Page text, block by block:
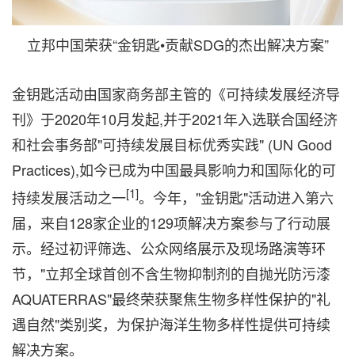
立邦中国荣获“金钥匙•贡献SDG的杰出解决方案”
金钥匙活动由国家商务部主管的《可持续发展经济导
刊》于2020年10月发起,并于2021年入选联合国经济
和社会事务部"可持续发展目标优秀实践" (UN Good
Practices),如今已成为中国最具影响力和国际化的可
持续发展活动之一[1]。今年，"金钥匙"活动进入第六
届，来自128家企业的129项解决方案参与了行动展
示。经过初评筛选、公众网络展示及现场路演等环
节，"立邦全球首创不含生物抑制剂的自抛光防污漆
AQUATERRAS"最终荣获聚焦生物多样性保护的"礼
遇自然"类别奖，为保护海洋生物多样性提供可持续
解决方案。